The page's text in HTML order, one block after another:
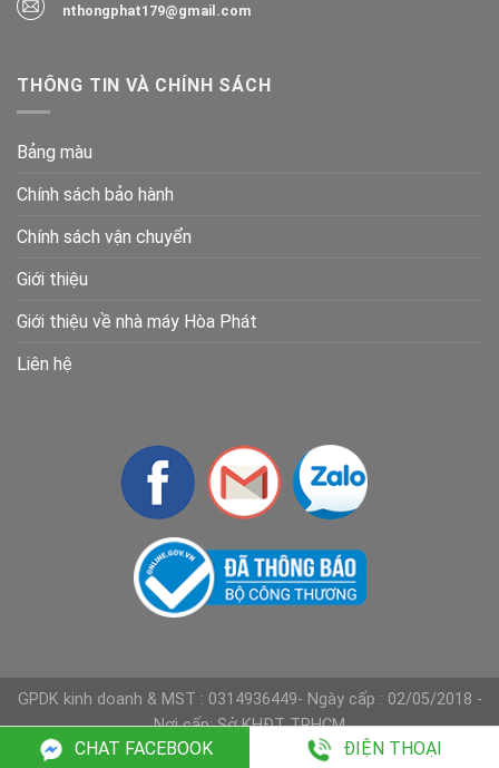
CHAT FACEBOOK ĐIỆN THOẠI
nthongphat179@gmail.com
THÔNG TIN VÀ CHÍNH SÁCH
Bảng màu
Chính sách bảo hành
Chính sách vận chuyển
Giới thiệu
Giới thiệu về nhà máy Hòa Phát
Liên hệ
GPDK kinh doanh & MST : 0314936449- Ngày cấp : 02/05/2018 -
Nơi cấp: Sở KHĐT TPHCM
Copyright 2026 ©
Nội thất Hồng Phát